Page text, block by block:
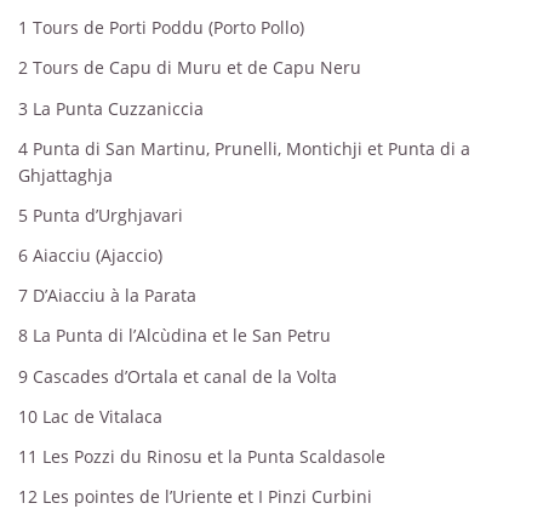
1 Tours de Porti Poddu (Porto Pollo)
2 Tours de Capu di Muru et de Capu Neru
3 La Punta Cuzzaniccia
4 Punta di San Martinu, Prunelli, Montichji et Punta di a
Ghjattaghja
5 Punta d’Urghjavari
6 Aiacciu (Ajaccio)
7 D’Aiacciu à la Parata
8 La Punta di l’Alcùdina et le San Petru
9 Cascades d’Ortala et canal de la Volta
10 Lac de Vitalaca
11 Les Pozzi du Rinosu et la Punta Scaldasole
12 Les pointes de l’Uriente et I Pinzi Curbini